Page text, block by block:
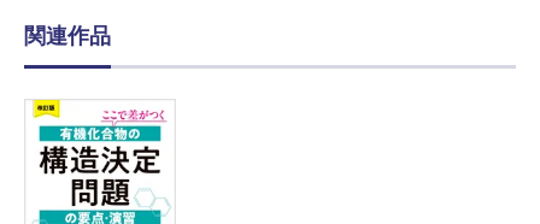
関連作品